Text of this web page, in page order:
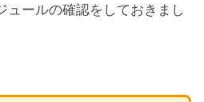
ュールの確認をしておきまし